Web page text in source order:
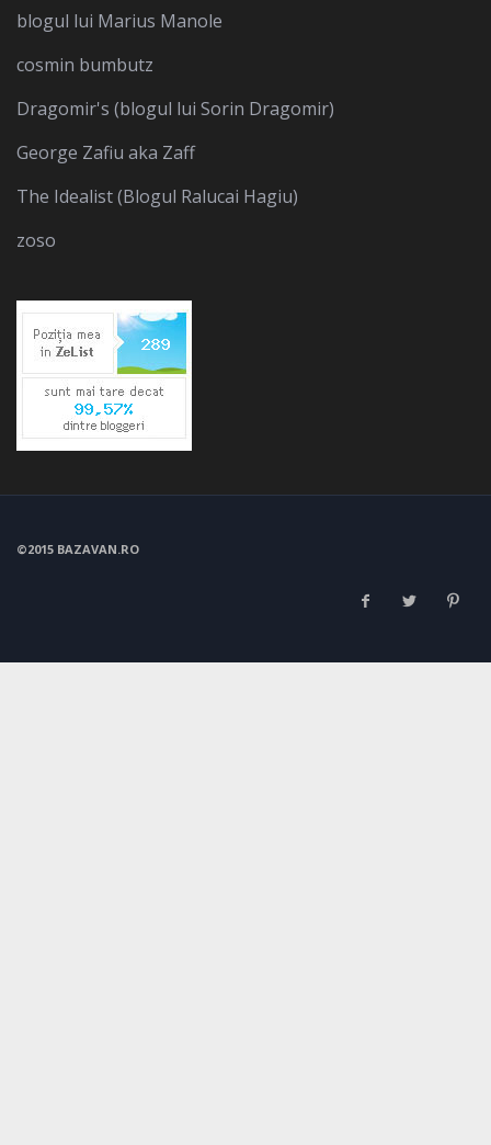
blogul lui Marius Manole
cosmin bumbutz
Dragomir's (blogul lui Sorin Dragomir)
George Zafiu aka Zaff
The Idealist (Blogul Ralucai Hagiu)
zoso
©2015 BAZAVAN.RO